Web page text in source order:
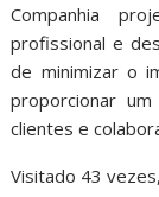
Companhia
profissional e
de minimizar o
proporcionar
clientes e
Visitado 43